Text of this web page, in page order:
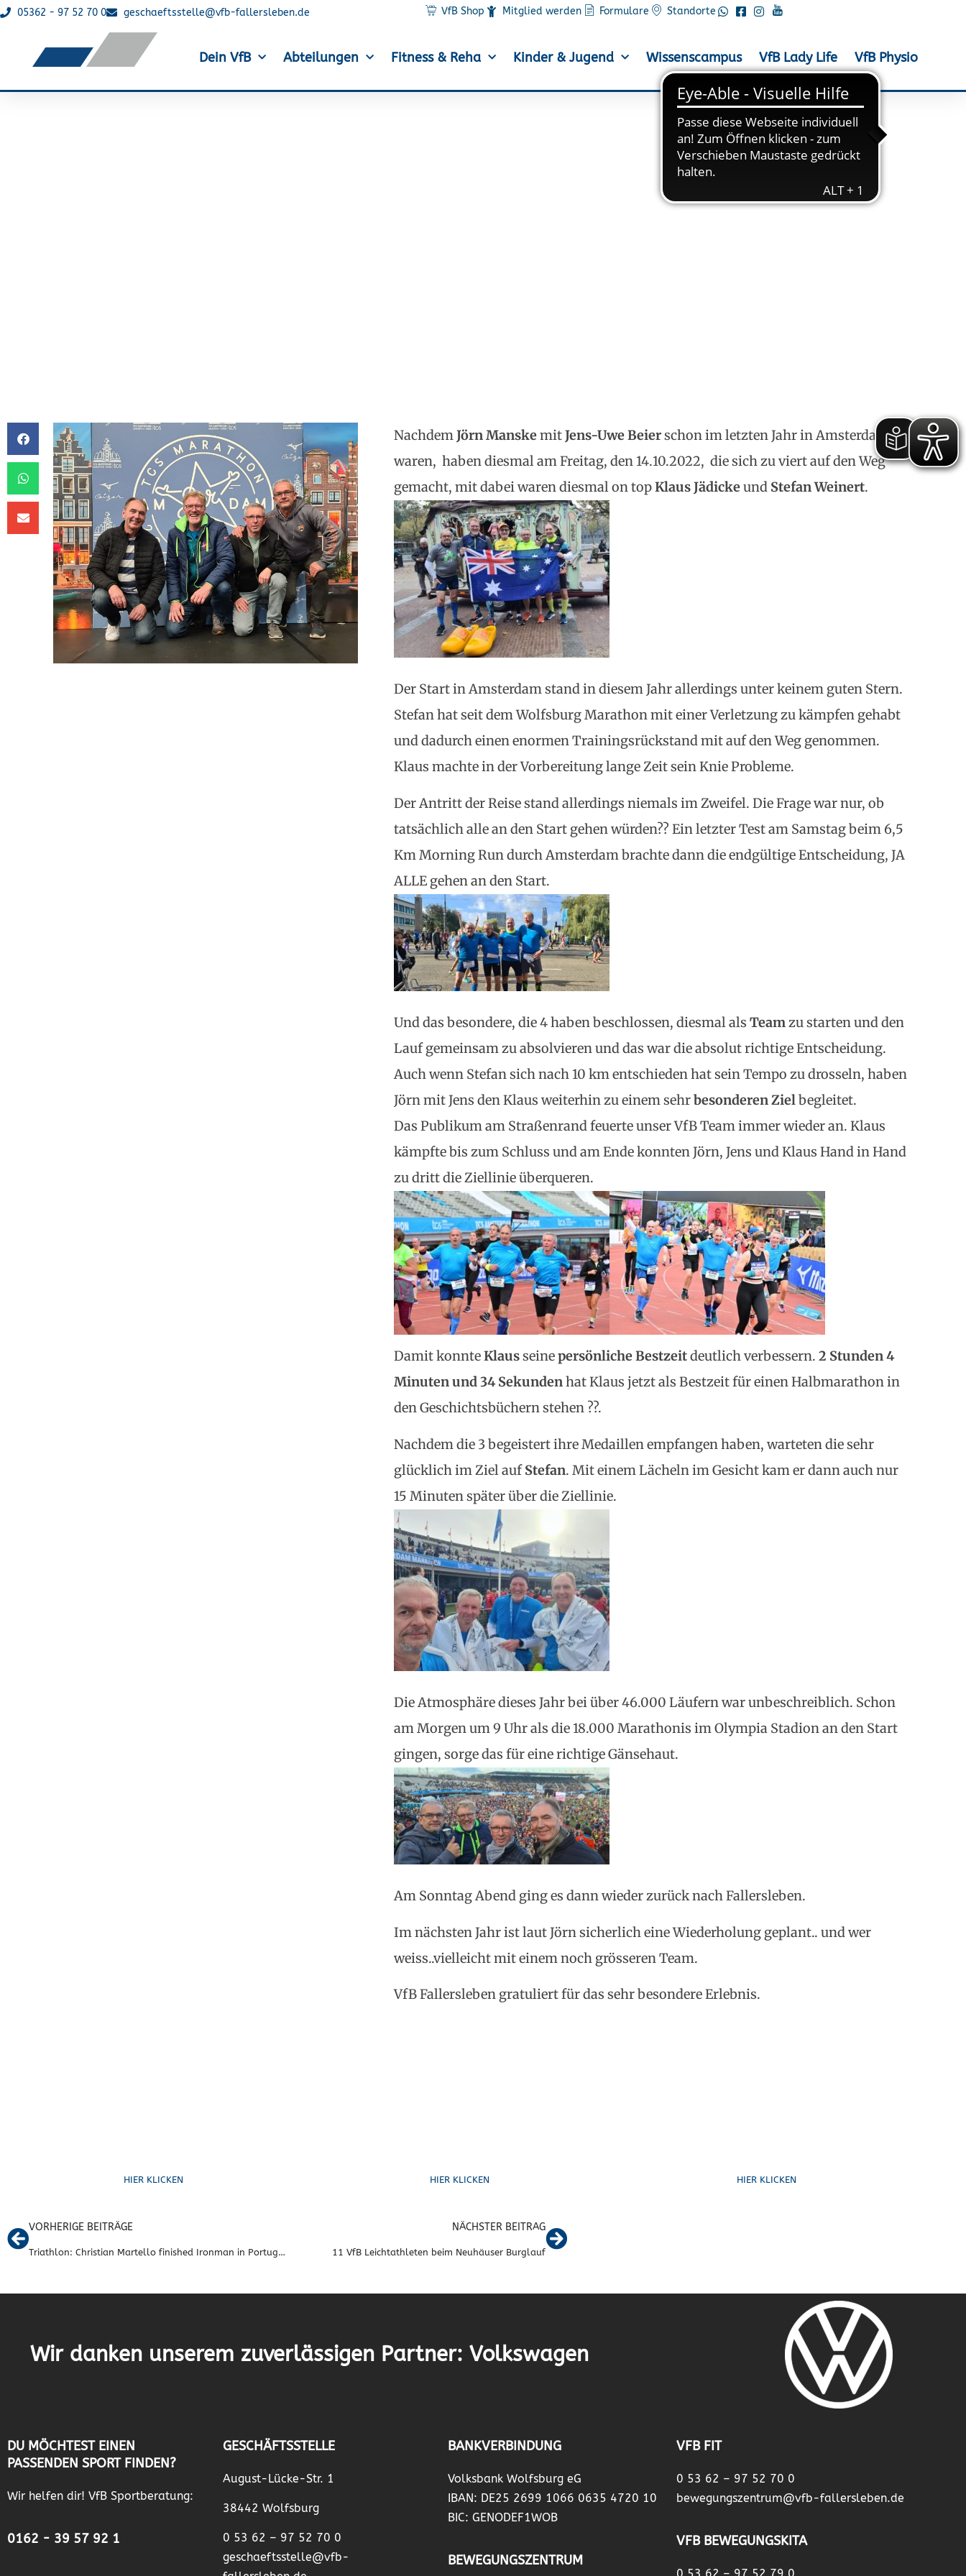
05362 - 97 52 70 0 geschaeftsstelle@vfb-fallersleben.de VfB Shop Mitglied werden Formulare Standorte
Dein VfB Abteilungen Fitness & Reha Kinder & Jugend Wissenscampus VfB Lady Life VfB Physio
NachdemJörn ManskemitJens-Uwe Beierschon im letzten Jahr in Amsterdam
waren, haben diesmal am Freitag, den 14.10.2022, die sich zu viert auf den Weg
gemacht, mit dabei waren diesmal on topKlaus Jädickeund Stefan Weinert.
Der Start in Amsterdam stand in diesem Jahr allerdings unter keinem guten Stern.
Stefan hat seit dem Wolfsburg Marathon mit einer Verletzung zu kämpfen gehabt
und dadurch einen enormen Trainingsrückstand mit auf den Weg genommen.
Klaus machte in der Vorbereitung lange Zeit sein Knie Probleme.
Der Antritt der Reise stand allerdings niemals im Zweifel. Die Frage war nur, ob
tatsächlich alle an den Start gehen würden?? Ein letzter Test am Samstag beim 6,5
Km Morning Run durch Amsterdam brachte dann die endgültige Entscheidung, JA
ALLE gehen an den Start.
Und das besondere, die 4 haben beschlossen, diesmal alsTeamzu starten und den
Lauf gemeinsam zu absolvieren und das war die absolut richtige Entscheidung.
Auch wenn Stefan sich nach 10 km entschieden hat sein Tempo zu drosseln, haben
Jörn mit Jens den Klaus weiterhin zu einem sehrbesonderen Zielbegleitet.
Das Publikum am Straßenrand feuerte unser VfB Team immer wieder an. Klaus
kämpfte bis zum Schluss und am Ende konnten Jörn, Jens und Klaus Hand in Hand
zu dritt die Ziellinie überqueren.
Damit konnteKlausseinepersönliche Bestzeitdeutlich verbessern. 2 Stunden 4
Minuten und 34 Sekundenhat Klaus jetzt als Bestzeit für einen Halbmarathon in
den Geschichtsbüchern stehen ??.
Nachdem die 3 begeistert ihre Medaillen empfangen haben, warteten die sehr
glücklich im Ziel aufStefan. Mit einem Lächeln im Gesicht kam er dann auch nur
15 Minuten später über die Ziellinie.
Die Atmosphäre dieses Jahr bei über 46.000 Läufern war unbeschreiblich. Schon
am Morgen um 9 Uhr als die 18.000 Marathonis im Olympia Stadion an den Start
gingen, sorge das für eine richtige Gänsehaut.
Am Sonntag Abend ging es dann wieder zurück nach Fallersleben.
Im nächsten Jahr ist laut Jörn sicherlich eine Wiederholung geplant.. und wer
weiss..vielleicht mit einem noch grösseren Team.
VfB Fallersleben gratuliert für das sehr besondere Erlebnis.
HIER KLICKEN HIER KLICKEN HIER KLICKEN
VORHERIGE BEITRÄGE
Triathlon: Christian Martello finished Ironman in Portugal
NÄCHSTER BEITRAG
11 VfB Leichtathleten beim Neuhäuser Burglauf
Wir danken unserem zuverlässigen Partner: Volkswagen
DU MÖCHTEST EINEN
PASSENDEN SPORT FINDEN?
Wir helfen dir! VfB Sportberatung:
0162 - 39 57 92 1
GESCHÄFTSSTELLE
August-Lücke-Str. 1
38442 Wolfsburg
0 53 62 – 97 52 70 0
geschaeftsstelle@vfb-
BANKVERBINDUNG
Volksbank Wolfsburg eG
IBAN: DE25 2699 1066 0635 4720 10
BIC: GENODEF1WOB
BEWEGUNGSZENTRUM
VFB FIT
0 53 62 – 97 52 70 0
bewegungszentrum@vfb-fallersleben.de
VFB BEWEGUNGSKITA